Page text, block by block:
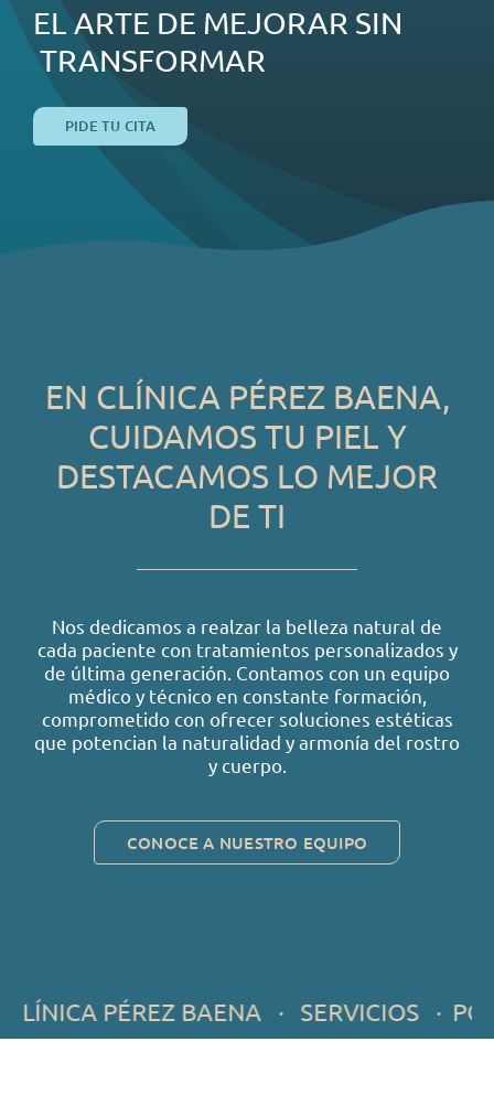
EL ARTE DE MEJORAR SIN
TRANSFORMAR
PIDE TU CITA
EN CLÍNICA PÉREZ BAENA,
CUIDAMOS TU PIEL Y
DESTACAMOS LO MEJOR
DE TI
Nos dedicamos a realzar la belleza natural de
cada paciente con tratamientos personalizados y
de última generación. Contamos con un equipo
médico y técnico en constante formación,
comprometido con ofrecer soluciones estéticas
que potencian la naturalidad y armonía del rostro
y cuerpo.
CONOCE A NUESTRO EQUIPO
PÉREZ BAENA · SERVICIOS ·